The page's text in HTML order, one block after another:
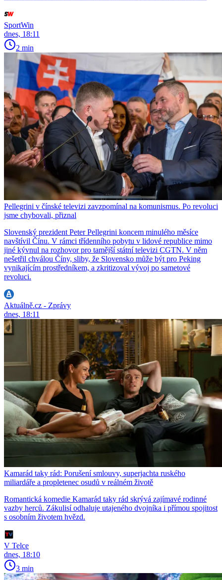
SportWin
dnes, 18:11
2 min
Pellegrini v čínské televizi zavzpomínal na komunismus. Po revoluci
jsme chybovali, přiznal
Slovenský prezident Peter Pellegrini koncem minulého měsíce
navštívil Čínu. V rámci třídenního pobytu v lidové republice mimo
jiné kývnul na rozhovor pro tamější státní televizi CGTN. V něm
nešetřil chválou Číny, sliby, že Slovensko může být pro Peking
vynikajícím prostředníkem, a zkritizoval vývoj po sametové
revoluci.
Aktuálně.cz - Zprávy
dnes, 18:11
Kamarád taky rád: Porušení smlouvy, superjachta ruského
miliardáře a propletenec osudů v reálném životě
Romantická komedie Kamarád taky rád skrývá zajímavé rodinné
vazby herců. Zákulisí odhaluje utajeného dvojníka i přímou spojitost
s osobním životem hvězd.
V Telce
dnes, 18:10
3 min